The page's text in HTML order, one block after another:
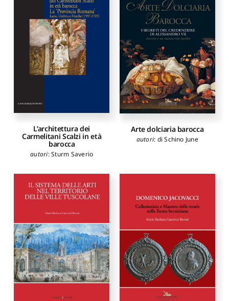
L’architettura dei
Carmelitani Scalzi in età
barocca
autori:Sturm Saverio
Arte dolciaria barocca
autori: di Schino June